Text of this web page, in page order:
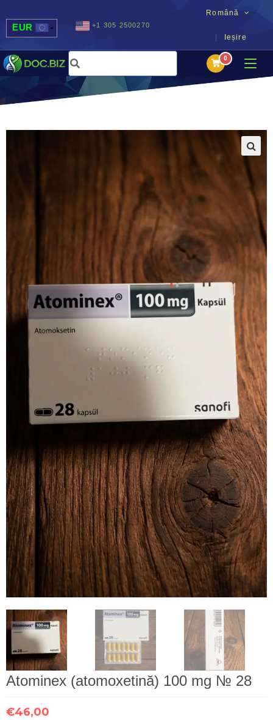
Română
Ieșire
EUR
UAH
MDL
+1 305 2500270
Atominex (atomoxetină) 100 mg № 28
€46,00